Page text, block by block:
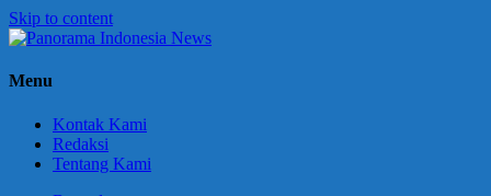
Skip to content
Panorama
Berani
Menu
Kontak Kami
Redaksi
Tentang Kami